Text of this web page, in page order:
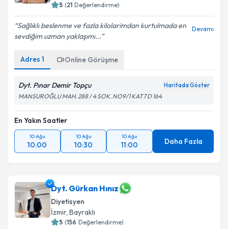
5 (21 Değerlendirme)
Sağlıklı beslenme ve fazla kilolarimdan kurtulmada en
sevdiğim uzman yaklaşımı...
Devamı
Adres 1 Online Görüşme
Dyt. Pınar Demir Topçu Haritada Göster
MANSUROĞLU MAH. 288 / 4 SOK. NO9/1 KAT7 D 164
En Yakın Saatler
10 Ağu
10:00
10 Ağu
10:30
10 Ağu
11:00 Daha Fazla
Dyt. Gürkan Hınız
Diyetisyen
İzmir, Bayraklı
5 (156 Değerlendirme)